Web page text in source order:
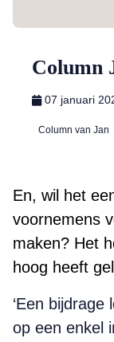
Column
07 januari
Column van Jan
En, wil het
voornemens
maken? Het
hoog heeft
‘Een bijdrage
op een enkel